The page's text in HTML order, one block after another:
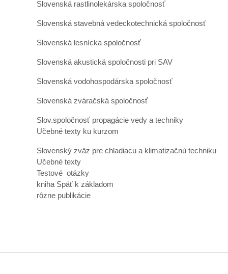
Slovenská rastlinolekárska spoločnosť
Slovenská stavebná vedeckotechnická spoločnosť
Slovenská lesnícka spoločnosť
Slovenská akustická spoločnosti pri SAV
Slovenská vodohospodárska spoločnosť
Slovenská zváračská spoločnosť
Slov.spoločnosť propagácie vedy a techniky
Učebné texty ku kurzom
Slovenský zväz pre chladiacu a klimatizačnú techniku
Učebné texty
Testové otázky
kniha Späť k základom
rôzne publikácie